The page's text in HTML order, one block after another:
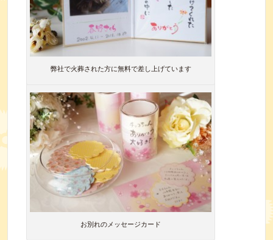
弊社で火葬された方に無料で差し上げています
お別れのメッセージカード